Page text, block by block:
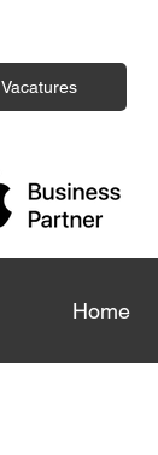
Vacatures
Home